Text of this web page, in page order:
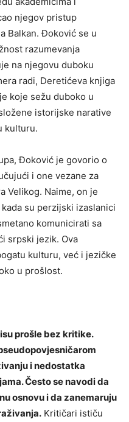
njegov pristup
Balkan. Đoković se u
razumevanja
na njegovu duboku
radi, Deretićeva knjiga
koje sežu duboko u
istorijske narative
kulturu.
Đoković je govorio o
i one vezane za
Velikog. Naime, on je
su perzijski izaslanici
komunicirati sa
srpski jezik. Ova
kulturu, već i jezičke
u prošlost.
prošle bez kritike.
i nedostatka
Često se navodi da
osnovu i da zanemaruju
Kritičari ističu